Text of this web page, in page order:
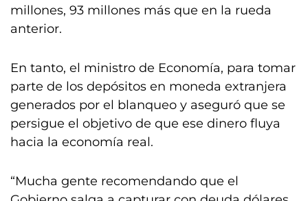
millones, 93 millones más que en la rueda
anterior.
En tanto, el ministro de Economía, para tomar
parte de los depósitos en moneda extranjera
generados por el blanqueo y aseguró que se
persigue el objetivo de que ese dinero fluya
hacia la economía real.
“Mucha gente recomendando que el